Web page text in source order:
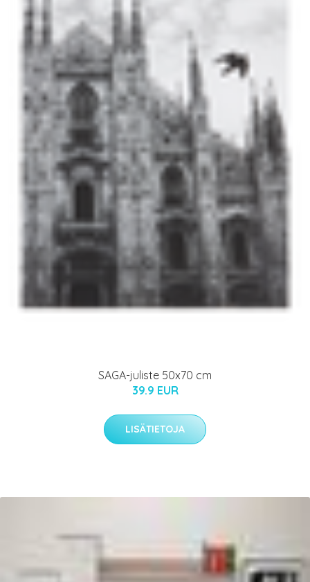
SAGA-juliste 50x70 cm
39.9 EUR
LISÄTIETOJA